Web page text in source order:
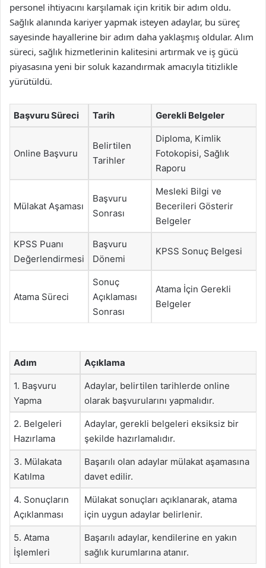
personel ihtiyacını karşılamak için kritik bir adım oldu.
Sağlık alanında kariyer yapmak isteyen adaylar, bu süreç
sayesinde hayallerine bir adım daha yaklaşmış oldular. Alım
süreci, sağlık hizmetlerinin kalitesini artırmak ve iş gücü
piyasasına yeni bir soluk kazandırmak amacıyla titizlikle
yürütüldü.
Başvuru Süreci Tarih Gerekli Belgeler
Online Başvuru
Belirtilen
Tarihler
Diploma, Kimlik
Fotokopisi, Sağlık
Raporu
Mülakat Aşaması
Başvuru
Sonrası
Mesleki Bilgi ve
Becerileri Gösterir
Belgeler
KPSS Puanı
Değerlendirmesi
Başvuru
Dönemi
KPSS Sonuç Belgesi
Atama Süreci
Sonuç
Açıklaması
Sonrası
Atama İçin Gerekli
Belgeler
Adım Açıklama
1. Başvuru
Yapma
Adaylar, belirtilen tarihlerde online
olarak başvurularını yapmalıdır.
2. Belgeleri
Hazırlama
Adaylar, gerekli belgeleri eksiksiz bir
şekilde hazırlamalıdır.
3. Mülakata
Katılma
Başarılı olan adaylar mülakat aşamasına
davet edilir.
4. Sonuçların
Açıklanması
Mülakat sonuçları açıklanarak, atama
için uygun adaylar belirlenir.
5. Atama
İşlemleri
Başarılı adaylar, kendilerine en yakın
sağlık kurumlarına atanır.